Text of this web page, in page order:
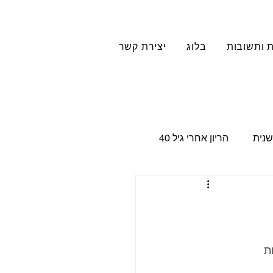
ותשובות בלוג יצירת קשר
הריון אחרי גיל 40
Family constellation